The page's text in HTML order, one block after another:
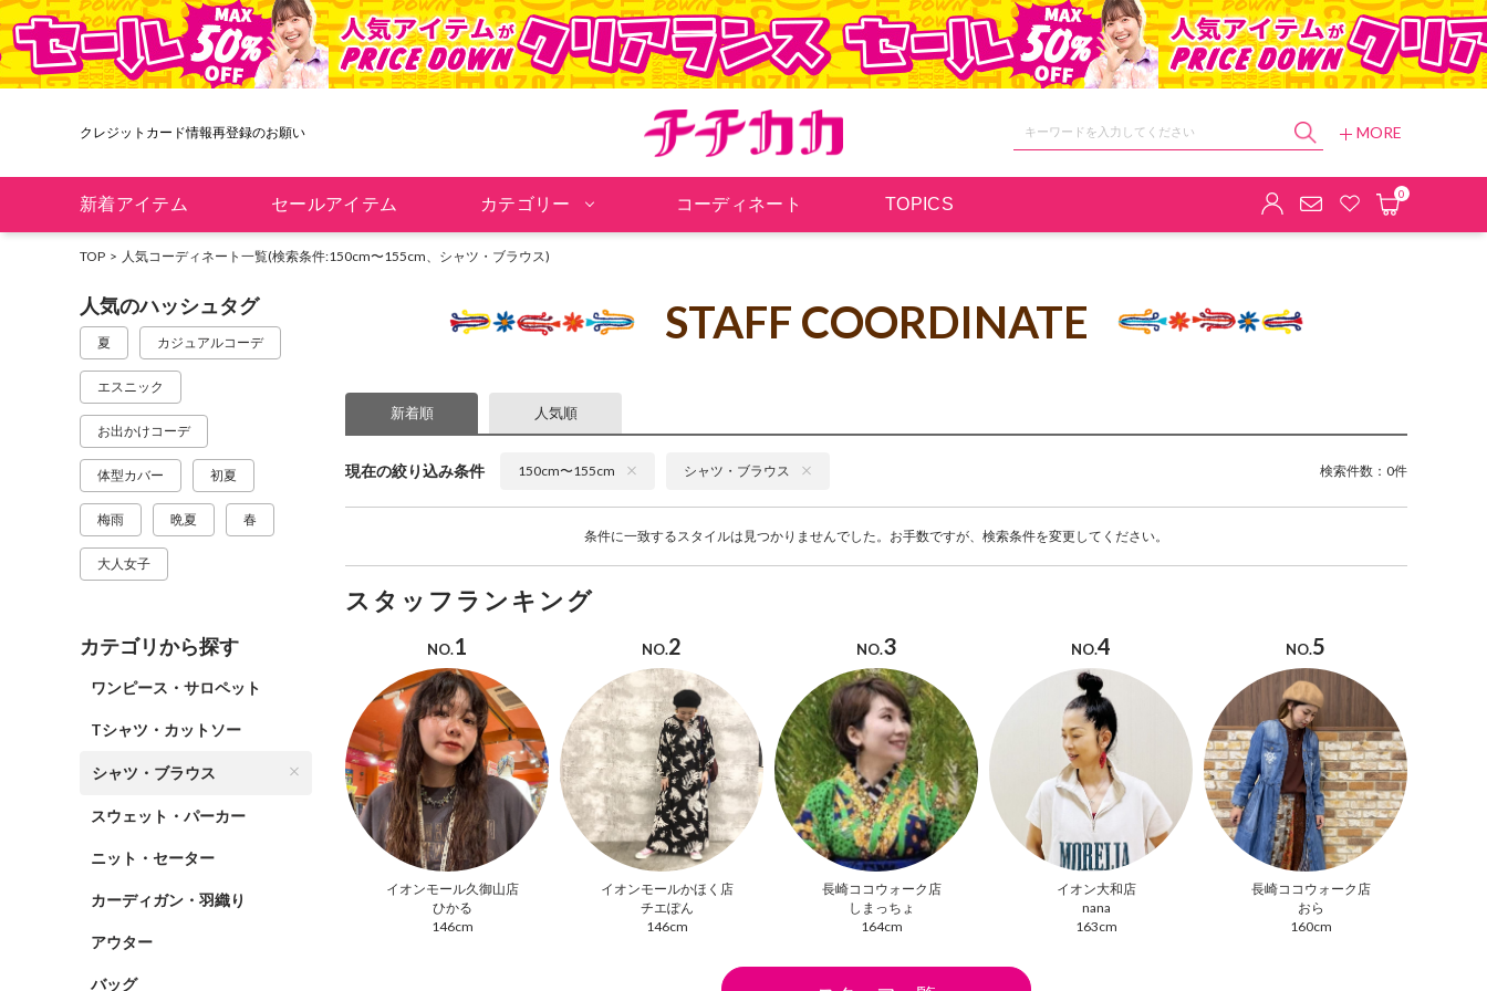
クレジットカード情報再登録のお願い
MORE
新着アイテム セールアイテム カテゴリー コーディネート TOPICS
0
TOP 人気コーディネート一覧(検索条件:150cm〜155cm、シャツ・ブラウス)
人気のハッシュタグ
夏 カジュアルコーデ
エスニック
お出かけコーデ
体型カバー 初夏
梅雨 晩夏 春
大人女子
カテゴリから探す
ワンピース・サロペット
Tシャツ・カットソー
シャツ・ブラウス
スウェット・パーカー
ニット・セーター
カーディガン・羽織り
アウター
バッグ
STAFF COORDINATE
新着順 人気順
現在の絞り込み条件 150cm〜155cm シャツ・ブラウス 検索件数：0件
条件に一致するスタイルは見つかりませんでした。お手数ですが、検索条件を変更してください。
スタッフランキング
NO.1
イオンモール久御山店
ひかる
146cm
NO.2
イオンモールかほく店
チエぽん
146cm
NO.3
長崎ココウォーク店
しまっちょ
164cm
NO.4
イオン大和店
nana
163cm
NO.5
長崎ココウォーク店
おら
160cm